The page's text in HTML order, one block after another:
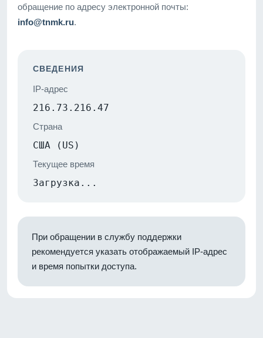
обращение по адресу электронной почты:
info@tnmk.ru.
СВЕДЕНИЯ
IP-адрес
216.73.216.47
Страна
США (US)
Текущее время
Загрузка...
При обращении в службу поддержки
рекомендуется указать отображаемый IP-адрес
и время попытки доступа.